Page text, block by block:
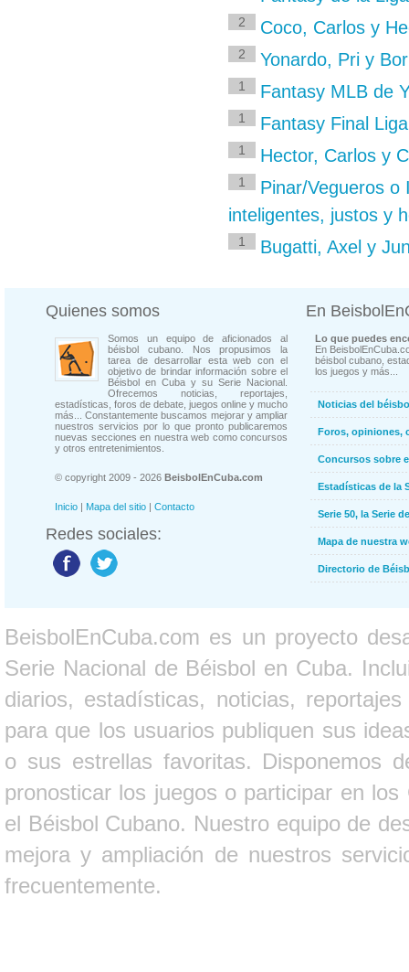
2 Coco, Carlos y
2 Yonardo, Pri y
1 Fantasy MLB de
1 Fantasy Final
1 Hector, Carlos y
1
Pinar/Vegueros o
inteligentes, justos y
1 Bugatti, Axel y
Quienes somos
Somos un equipo de aficionados al
béisbol cubano. Nos propusimos la
tarea de desarrollar esta web con el
objetivo de brindar información sobre el
Béisbol en Cuba y su Serie Nacional.
Ofrecemos noticias, reportajes,
estadísticas, foros de debate, juegos online y mucho
más... Constantemente buscamos mejorar y ampliar
nuestros servicios por lo que pronto publicaremos
nuevas secciones en nuestra web como concursos
y otros entretenimientos.
© copyright 2009 - 2026 BeisbolEnCuba.com
Inicio | Mapa del sitio | Contacto
Redes sociales:
En
Lo que puedes
En
béisbol cubano,
los juegos y más...
Noticias del
Foros, opiniones,
Concursos sobre
Estadísticas de la
Serie 50, la Serie
Mapa de nuestra
Directorio de
BeisbolEnCuba.com es un proyecto
Serie Nacional de Béisbol en Cuba.
diarios, estadísticas, noticias,
para que los usuarios publiquen sus
o sus estrellas favoritas. Disponemos
pronosticar los juegos o participar en
el Béisbol Cubano. Nuestro equipo de
mejora y ampliación de nuestros
frecuentemente.